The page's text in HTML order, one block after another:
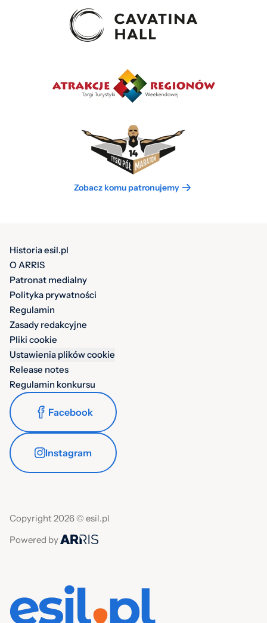
Zobacz komu patronujemy
Historia esil.pl
O ARRIS
Patronat medialny
Polityka prywatności
Regulamin
Zasady redakcyjne
Pliki cookie
Ustawienia plików cookie
Release notes
Regulamin konkursu
Facebook
Instagram
Copyright 2026 © esil.pl
Powered by